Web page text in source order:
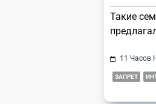
Такие
11 Часов
ЗАПРЕТ